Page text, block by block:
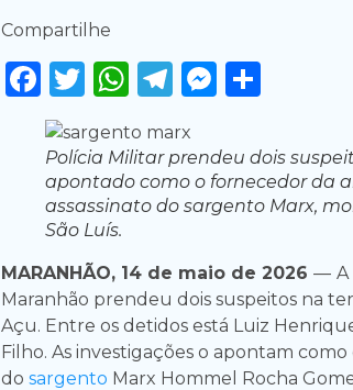
Compartilhe
Facebook
Twitter
WhatsApp
Telegram
Polícia Militar prendeu dois
apontado como o fornecedor da
assassinato do sargento Marx,
São Luís.
MARANHÃO, 14 de maio de 2026 — A
Maranhão prendeu dois suspeitos na
Açu. Entre os detidos está Luiz
Filho. As investigações o apontam
do sargento Marx Hommel Rocha